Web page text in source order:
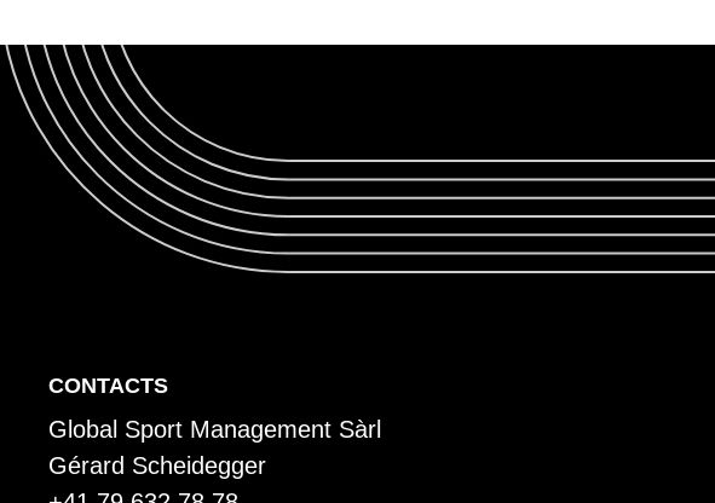
P
i
CONTACTS
Global Sport Management Sàrl
Gérard Scheidegger